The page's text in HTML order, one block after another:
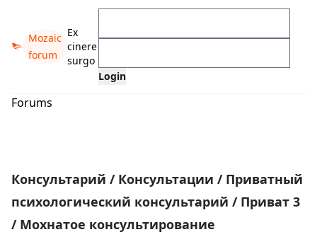
Mozaic
forum
Ex
cinere
surgo
Forums
Консультарий / Консультации / Приватный
психологический консультарий / Приват 3
/ Мохнатое консультирование